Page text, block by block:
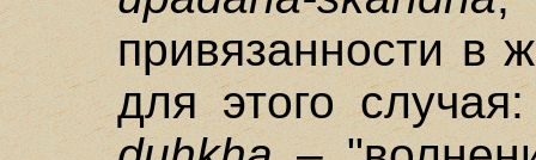
привязанности в
для этого